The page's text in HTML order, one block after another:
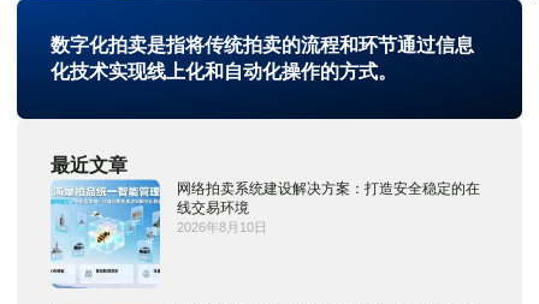
数字化拍卖是指将传统拍卖的流程和环节通过信息
化技术实现线上化和自动化操作的方式。
最近文章
网络拍卖系统建设解决方案：打造安全稳定的在
线交易环境
2026年8月10日